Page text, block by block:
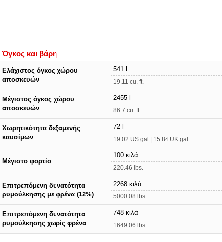
Όγκος και βάρη
Ελάχιστος όγκος χώρου
αποσκευών
541 l
19.11 cu. ft.
Μέγιστος όγκος χώρου
αποσκευών
2455 l
86.7 cu. ft.
Χωρητικότητα δεξαμενής
καυσίμων
72 l
19.02 US gal | 15.84 UK gal
Μέγιστο φορτίο
100 κιλά
220.46 lbs.
Επιτρεπόμενη δυνατότητα
ρυμούλκησης με φρένα (12%)
2268 κιλά
5000.08 lbs.
Επιτρεπόμενη δυνατότητα
ρυμούλκησης χωρίς φρένα
748 κιλά
1649.06 lbs.